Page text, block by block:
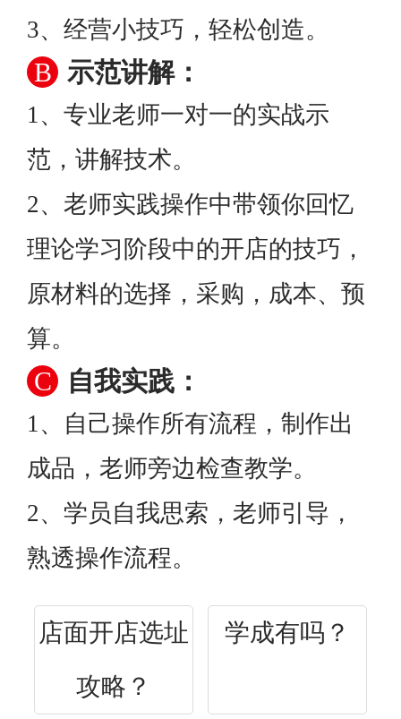
3、经营小技巧，轻松创造。
B 示范讲解：
1、专业老师一对一的实战示
范，讲解技术。
2、老师实践操作中带领你回忆
理论学习阶段中的开店的技巧，
原材料的选择，采购，成本、预
算。
C 自我实践：
1、自己操作所有流程，制作出
成品，老师旁边检查教学。
2、学员自我思索，老师引导，
熟透操作流程。
店面开店选址
攻略？
学成有吗？